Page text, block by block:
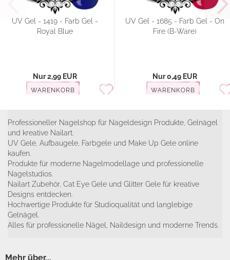
UV Gel - 1419 - Farb Gel -
Royal Blue
Nur 2,99 EUR
WARENKORB
UV Gel - 1685 - Farb Gel - On
Fire (B-Ware)
Nur 0,49 EUR
WARENKORB
Professioneller Nagelshop für Nageldesign Produkte, Gelnägel
und kreative Nailart.
UV Gele, Aufbaugele, Farbgele und Make Up Gele online
kaufen.
Produkte für moderne Nagelmodellage und professionelle
Nagelstudios.
Nailart Zubehör, Cat Eye Gele und Glitter Gele für kreative
Designs entdecken.
Hochwertige Produkte für Studioqualität und langlebige
Gelnägel.
Alles für professionelle Nägel, Naildesign und moderne Trends.
Mehr über...